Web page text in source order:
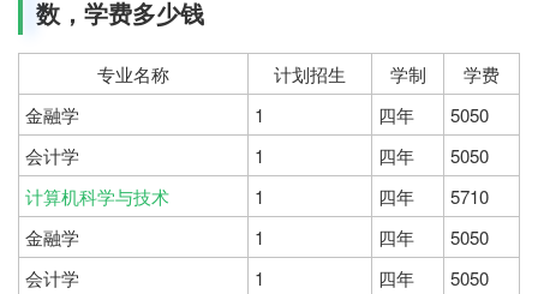
数，学费多少钱
专业名称 计划招生 学制
学费
金融学
1 四年
5050
会计学
1 四年
5050
计算机科学与技术
1 四年
5710
金融学
1 四年
5050
会计学
1 四年 5050